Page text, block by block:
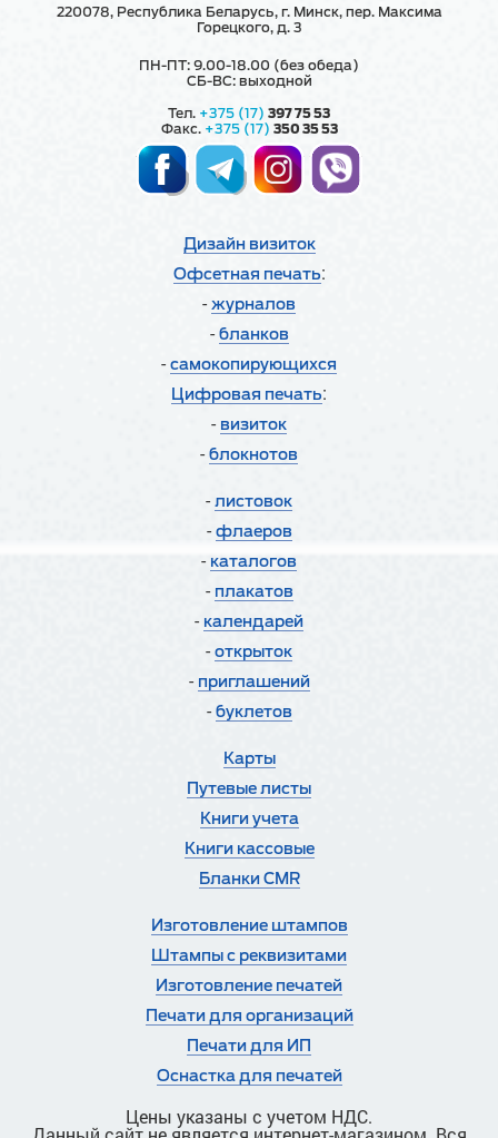
220078, Республика Беларусь, г. Минск, пер. Максима
Горецкого, д. 3
ПН-ПТ: 9.00-18.00 (без обеда)
СБ-ВС: выходной
Тел. +375 (17) 397 75 53
Факс. +375 (17) 350 35 53
Дизайн визиток
Офсетная печать:
- журналов
-бланков
- cамокопирующихся
Цифровая печать:
- визиток
- блокнотов
- листовок
-флаеров
- каталогов
- плакатов
- календарей
-открыток
- приглашений
- буклетов
Карты
Путевые листы
Книги учета
Книги кассовые
Бланки CMR
Изготовление штампов
Штампы с реквизитами
Изготовление печатей
Печати для организаций
Печати для ИП
Оснастка для печатей
Цены указаны с учетом НДС.